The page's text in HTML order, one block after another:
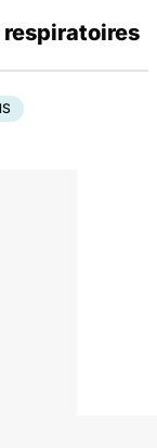
respiratoires